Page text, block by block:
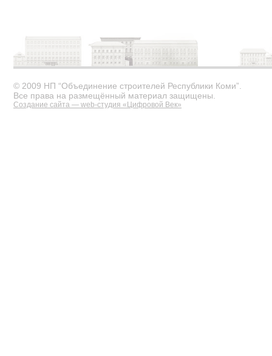
© 2009 НП “Объединение строителей Республики Коми”.
Все права на размещённый материал защищены.
Создание сайта — web-студия «Цифровой Век»